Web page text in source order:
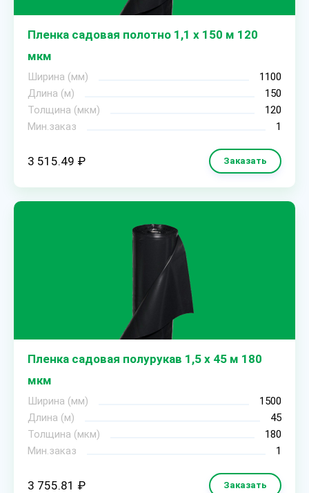
Пленка садовая полотно 1,1 х 150 м 120
мкм
Ширина (мм)
1100
Длина (м)
150
Толщина (мкм)
120
Мин.заказ
1
3 515.49 ₽ Заказать
Пленка садовая полурукав 1,5 х 45 м 180
мкм
Ширина (мм)
1500
Длина (м)
45
Толщина (мкм)
180
Мин.заказ
1
3 755.81 ₽ Заказать